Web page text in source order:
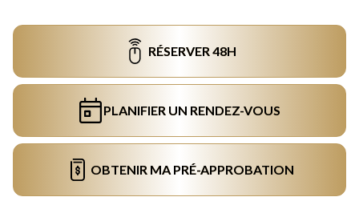
RÉSERVER 48H
PLANIFIER UN RENDEZ-VOUS
OBTENIR MA PRÉ-APPROBATION